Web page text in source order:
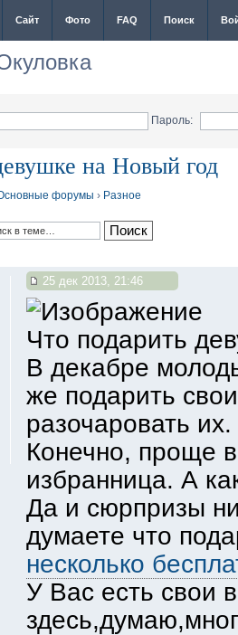
Сайт Фото FAQ Поиск
Пароль:
на Новый год
форумы › Разное
25 дек 2013, 21:46
Что подарить
В декабре
же подарить
разочаровать их.
Конечно, проще
избранница. А
Да и сюрпризы
думаете что
несколько
У Вас есть свои